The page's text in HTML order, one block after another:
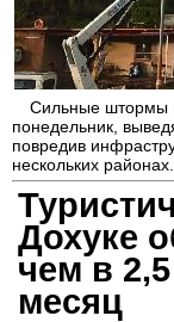
Сильные штормы
понедельник,
повредив
нескольких районах...
Дохуке
чем в
месяц